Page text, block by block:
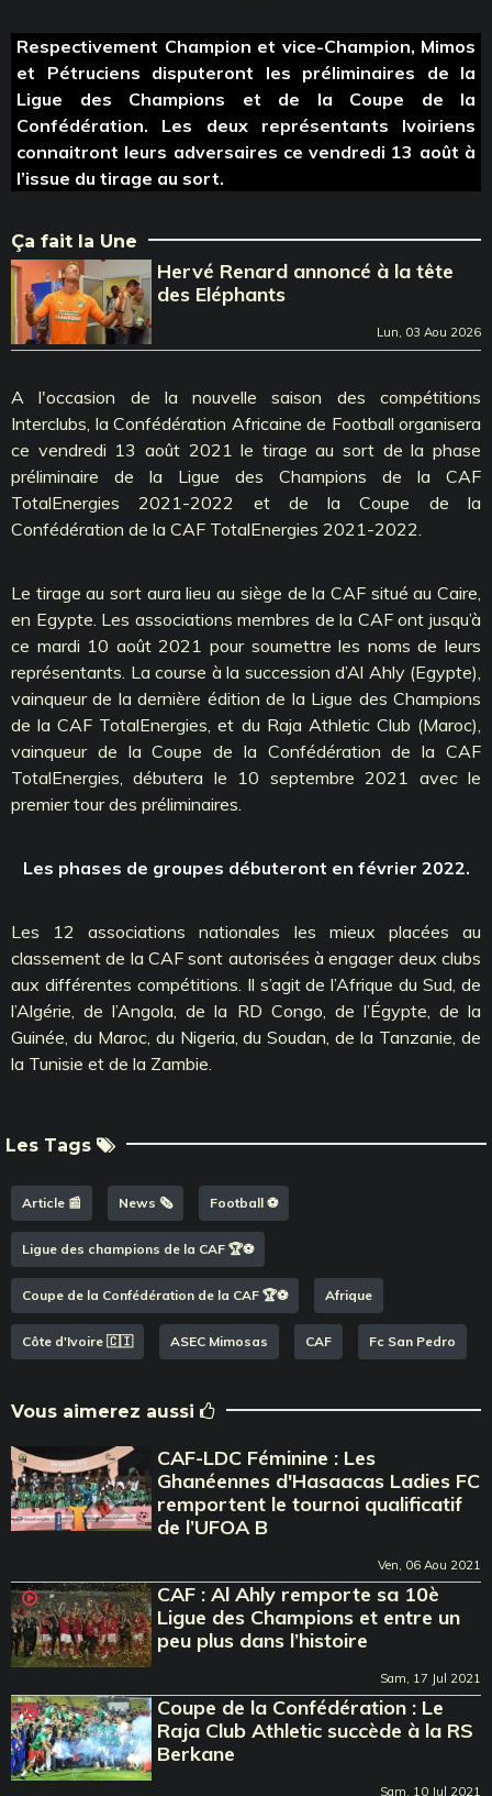
Respectivement Champion et vice-Champion, Mimos
et Pétruciens disputeront les préliminaires de la
Ligue des Champions et de la Coupe de la
Confédération. Les deux représentants Ivoiriens
connaitront leurs adversaires ce vendredi 13 août à
l’issue du tirage au sort.
Ça fait la Une
Hervé Renard annoncé à la tête
des Eléphants
Lun, 03 Aou 2026
A l'occasion de la nouvelle saison des compétitions
Interclubs, la Confédération Africaine de Football organisera
ce vendredi 13 août 2021 le tirage au sort de la phase
préliminaire de la Ligue des Champions de la CAF
TotalEnergies 2021-2022 et de la Coupe de la
Confédération de la CAF TotalEnergies 2021-2022.
Le tirage au sort aura lieu au siège de la CAF situé au Caire,
en Egypte. Les associations membres de la CAF ont jusqu’à
ce mardi 10 août 2021 pour soumettre les noms de leurs
représentants. La course à la succession d’Al Ahly (Egypte),
vainqueur de la dernière édition de la Ligue des Champions
de la CAF TotalEnergies, et du Raja Athletic Club (Maroc),
vainqueur de la Coupe de la Confédération de la CAF
TotalEnergies, débutera le 10 septembre 2021 avec le
premier tour des préliminaires.
Les phases de groupes débuteront en février 2022.
Les 12 associations nationales les mieux placées au
classement de la CAF sont autorisées à engager deux clubs
aux différentes compétitions. Il s’agit de l’Afrique du Sud, de
l’Algérie, de l’Angola, de la RD Congo, de l’Égypte, de la
Guinée, du Maroc, du Nigeria, du Soudan, de la Tanzanie, de
la Tunisie et de la Zambie.
Les Tags
Article 📰 News 🗞️ Football ⚽️
Ligue des champions de la CAF 🏆⚽️
Coupe de la Confédération de la CAF 🏆⚽️ Afrique
Côte d'Ivoire 🇨🇮 ASEC Mimosas CAF Fc San Pedro
Vous aimerez aussi
CAF-LDC Féminine : Les
Ghanéennes d'Hasaacas Ladies FC
remportent le tournoi qualificatif
de l’UFOA B
Ven, 06 Aou 2021
CAF : Al Ahly remporte sa 10è
Ligue des Champions et entre un
peu plus dans l’histoire
Sam, 17 Jul 2021
Coupe de la Confédération : Le
Raja Club Athletic succède à la RS
Berkane
Sam, 10 Jul 2021